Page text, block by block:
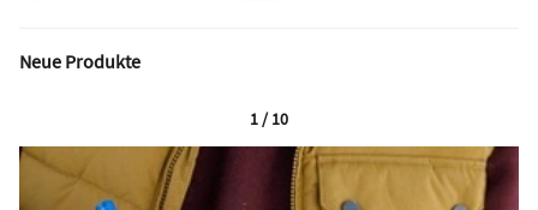
Neue Produkte
1 / 10